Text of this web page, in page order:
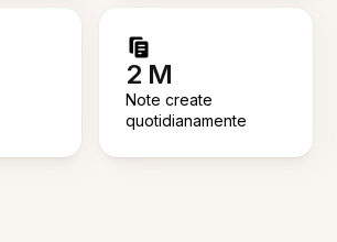
2 M
Note create
quotidianamente